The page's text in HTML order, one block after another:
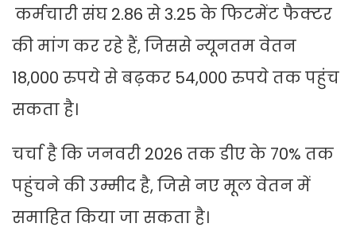
कर्मचारी संघ 2.86 से 3.25 के फिटमेंट फैक्टर
की मांग कर रहे हैं, जिससे न्यूनतम वेतन
18,000 रुपये से बढ़कर 54,000 रुपये तक पहुंच
सकता है।
चर्चा है कि जनवरी 2026 तक डीए के 70% तक
पहुंचने की उम्मीद है, जिसे नए मूल वेतन में
समाहित किया जा सकता है।